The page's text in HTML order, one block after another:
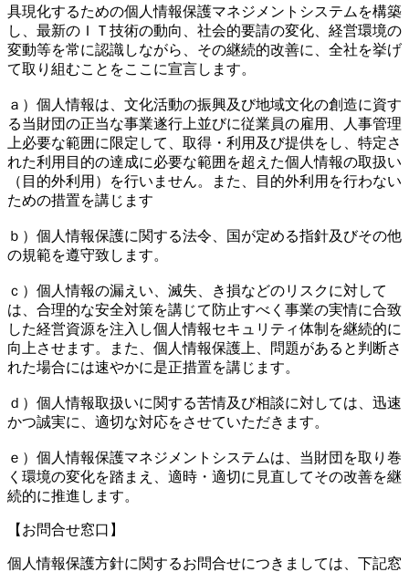
具現化するための個人情報保護マネジメントシステムを構築
し、最新のＩＴ技術の動向、社会的要請の変化、経営環境の
変動等を常に認識しながら、その継続的改善に、全社を挙げ
て取り組むことをここに宣言します。
ａ）個人情報は、文化活動の振興及び地域文化の創造に資す
る当財団の正当な事業遂行上並びに従業員の雇用、人事管理
上必要な範囲に限定して、取得・利用及び提供をし、特定さ
れた利用目的の達成に必要な範囲を超えた個人情報の取扱い
（目的外利用）を行いません。また、目的外利用を行わない
ための措置を講じます
ｂ）個人情報保護に関する法令、国が定める指針及びその他
の規範を遵守致します。
ｃ）個人情報の漏えい、滅失、き損などのリスクに対して
は、合理的な安全対策を講じて防止すべく事業の実情に合致
した経営資源を注入し個人情報セキュリティ体制を継続的に
向上させます。また、個人情報保護上、問題があると判断さ
れた場合には速やかに是正措置を講じます。
ｄ）個人情報取扱いに関する苦情及び相談に対しては、迅速
かつ誠実に、適切な対応をさせていただきます。
ｅ）個人情報保護マネジメントシステムは、当財団を取り巻
く環境の変化を踏まえ、適時・適切に見直してその改善を継
続的に推進します。
【お問合せ窓口】
個人情報保護方針に関するお問合せにつきましては、下記窓